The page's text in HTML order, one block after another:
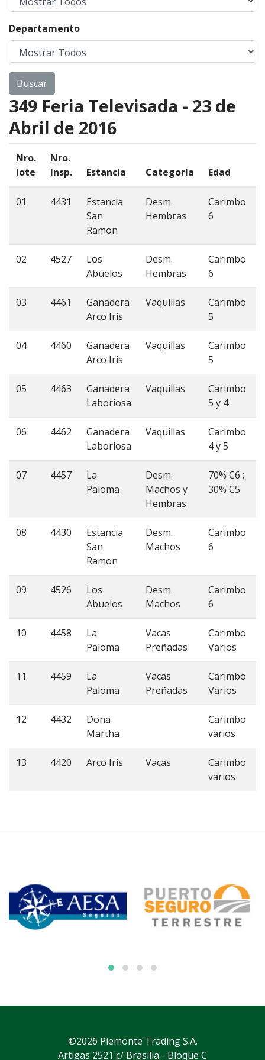
Departamento
349 Feria Televisada - 23 de
Abril de 2016
Nro.
lote
Nro.
Insp.
Estancia Categoría Edad
01 4431
Estancia
San
Ramon
Desm.
Hembras
Carimbo
6
02 4527
Los
Abuelos
Desm.
Hembras
Carimbo
6
03 4461
Ganadera
Arco Iris
Vaquillas
Carimbo
5
04 4460
Ganadera
Arco Iris
Vaquillas
Carimbo
5
05 4463
Ganadera
Laboriosa
Vaquillas
Carimbo
5 y 4
06 4462
Ganadera
Laboriosa
Vaquillas
Carimbo
4 y 5
07 4457
La
Paloma
Desm.
Machos y
Hembras
70% C6 ;
30% C5
08 4430
Estancia
San
Ramon
Desm.
Machos
Carimbo
6
09 4526
Los
Abuelos
Desm.
Machos
Carimbo
6
10 4458
La
Paloma
Vacas
Preñadas
Carimbo
Varios
11 4459
La
Paloma
Vacas
Preñadas
Carimbo
Varios
12 4432
Dona
Martha
Carimbo
varios
13 4420 Arco Iris Vacas
Carimbo
varios
©2026 Piemonte Trading S.A.
Artigas 2521 c/ Brasilia - Bloque C